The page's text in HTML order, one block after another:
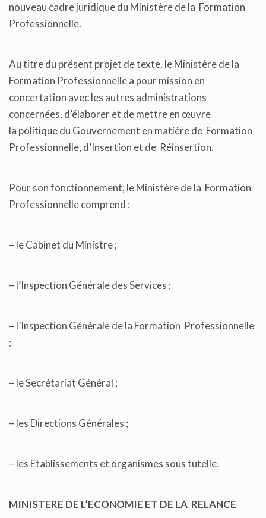
nouveau cadre juridique du Ministère de la Formation
Professionnelle.
Au titre du présent projet de texte, le Ministère de la
Formation Professionnelle a pour mission en
concertation avec les autres administrations
concernées, d’élaborer et de mettre en œuvre
la politique du Gouvernement en matière de Formation
Professionnelle, d’Insertion et de Réinsertion.
Pour son fonctionnement, le Ministère de la Formation
Professionnelle comprend :
– le Cabinet du Ministre ;
– l’Inspection Générale des Services ;
– l’Inspection Générale de la Formation Professionnelle
;
– le Secrétariat Général ;
– les Directions Générales ;
– les Etablissements et organismes sous tutelle.
MINISTERE DE L’ECONOMIE ET DE LA RELANCE